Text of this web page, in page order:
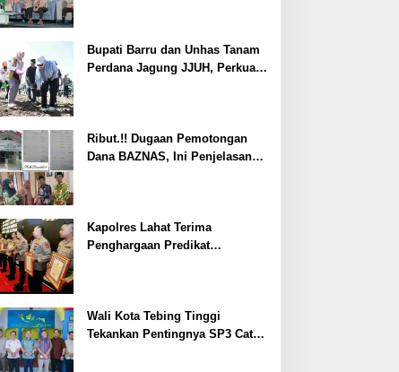
Bupati Barru dan Unhas Tanam
Perdana Jagung JJUH, Perkuat
Ribut.!! Dugaan Pemotongan
Dana BAZNAS, Ini Penjelasan
Kapolres Lahat Terima
Penghargaan Predikat
Wali Kota Tebing Tinggi
Tekankan Pentingnya SP3 Catin